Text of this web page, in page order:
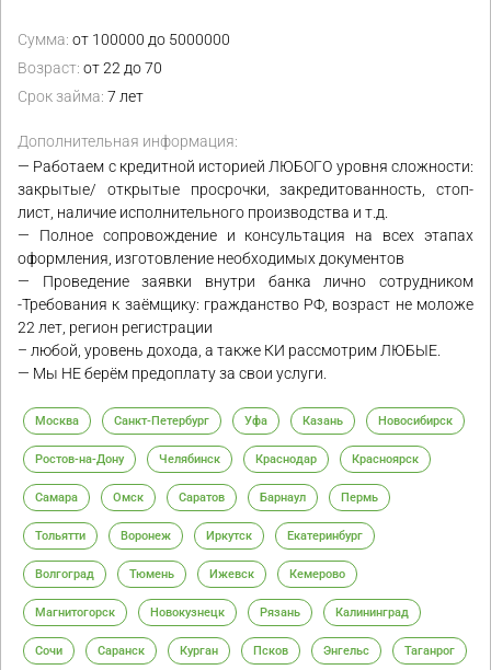
Сумма: от 100000 до 5000000
Возраст: от 22 до 70
Срок займа: 7 лет
Дополнительная информация:
— Работаем с кредитной историей ЛЮБОГО уровня сложности:
закрытые/ открытые просрочки, закредитованность, стоп-
лист, наличие исполнительного производства и т.д.
— Полное сопровождение и консультация на всех этапах
оформления, изготовление необходимых документов
— Проведение заявки внутри банка лично сотрудником
-Требования к заёмщику: гражданство РФ, возраст не моложе
22 лет, регион регистрации
– любой, уровень дохода, а также КИ рассмотрим ЛЮБЫЕ.
— Мы НЕ берём предоплату за свои услуги.
Москва Санкт-Петербург Уфа Казань Новосибирск
Ростов-на-Дону Челябинск Краснодар Красноярск
Самара Омск Саратов Барнаул Пермь
Тольятти Воронеж Иркутск Екатеринбург
Волгоград Тюмень Ижевск Кемерово
Магнитогорск Новокузнецк Рязань Калининград
Сочи Саранск Курган Псков Энгельс Таганрог